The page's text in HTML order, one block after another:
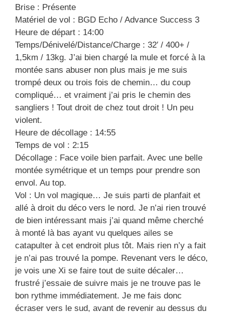
Brise : Présente
Matériel de vol : BGD Echo / Advance Success 3
Heure de départ : 14:00
Temps/Dénivelé/Distance/Charge : 32′ / 400+ /
1,5km / 13kg. J’ai bien chargé la mule et forcé à la
montée sans abuser non plus mais je me suis
trompé deux ou trois fois de chemin… du coup
compliqué… et vraiment j’ai pris le chemin des
sangliers ! Tout droit de chez tout droit ! Un peu
violent.
Heure de décollage : 14:55
Temps de vol : 2:15
Décollage : Face voile bien parfait. Avec une belle
montée symétrique et un temps pour prendre son
envol. Au top.
Vol : Un vol magique… Je suis parti de planfait et
allé à droit du déco vers le nord. Je n’ai rien trouvé
de bien intéressant mais j’ai quand même cherché
à monté là bas ayant vu quelques ailes se
catapulter à cet endroit plus tôt. Mais rien n’y a fait
je n’ai pas trouvé la pompe. Revenant vers le déco,
je vois une Xi se faire tout de suite décaler…
frustré j’essaie de suivre mais je ne trouve pas le
bon rythme immédiatement. Je me fais donc
écraser vers le sud, avant de revenir au dessus du